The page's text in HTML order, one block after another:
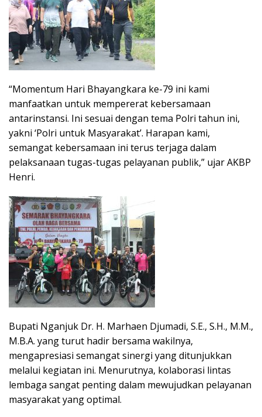
“Momentum Hari Bhayangkara ke-79 ini kami
manfaatkan untuk mempererat kebersamaan
antarinstansi. Ini sesuai dengan tema Polri tahun ini,
yakni ‘Polri untuk Masyarakat’. Harapan kami,
semangat kebersamaan ini terus terjaga dalam
pelaksanaan tugas-tugas pelayanan publik,” ujar AKBP
Henri.
Bupati Nganjuk Dr. H. Marhaen Djumadi, S.E., S.H., M.M.,
M.B.A. yang turut hadir bersama wakilnya,
mengapresiasi semangat sinergi yang ditunjukkan
melalui kegiatan ini. Menurutnya, kolaborasi lintas
lembaga sangat penting dalam mewujudkan pelayanan
masyarakat yang optimal.